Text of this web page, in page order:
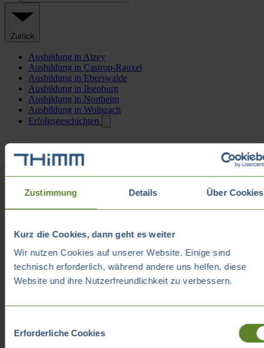
Zustimmung Details Über Cookies
Kurz die Cookies, dann geht es weiter
Wir nutzen Cookies auf unserer Website. Einige sind
technisch erforderlich, während andere uns helfen, diese
Website und ihre Nutzerfreundlichkeit zu verbessern.
Erforderliche Cookies
Zurück
Ausbildung in Alzey
Ausbildung in Castrop-Rauxel
Ausbildung in Eberswalde
Ausbildung in Ilsenburg
Ausbildung in Northeim
Ausbildung in Wolnzach
Erfolgsgeschichten